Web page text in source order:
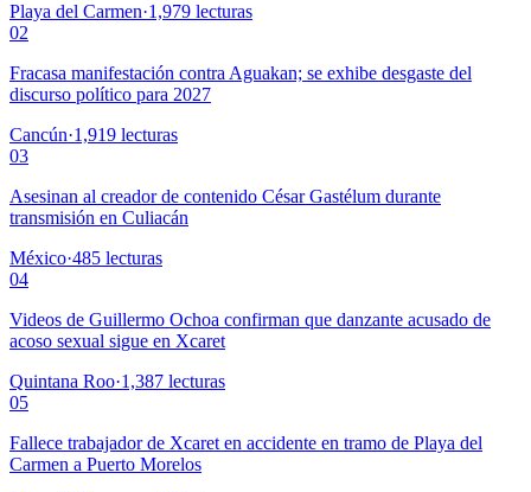
Playa del Carmen·1,979 lecturas
02
Fracasa manifestación contra Aguakan; se exhibe desgaste del
discurso político para 2027
Cancún·1,919 lecturas
03
Asesinan al creador de contenido César Gastélum durante
transmisión en Culiacán
México·485 lecturas
04
Videos de Guillermo Ochoa confirman que danzante acusado de
acoso sexual sigue en Xcaret
Quintana Roo·1,387 lecturas
05
Fallece trabajador de Xcaret en accidente en tramo de Playa del
Carmen a Puerto Morelos